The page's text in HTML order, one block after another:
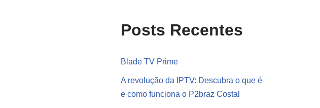
Posts Recentes
Blade TV Prime
A revolução da IPTV: Descubra o que é
e como funciona o P2braz Costal